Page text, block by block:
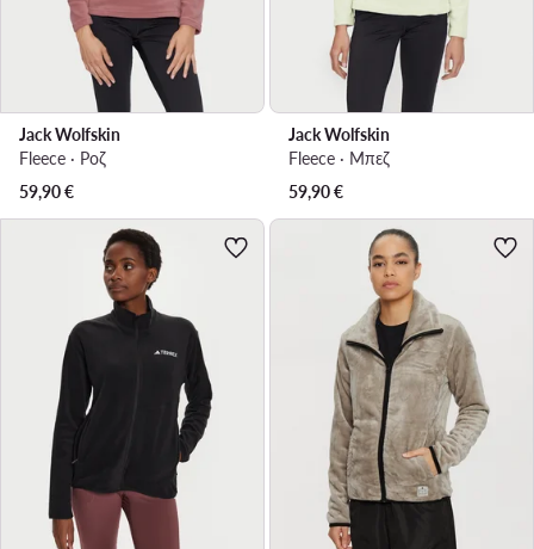
Jack Wolfskin
Fleece · Ροζ
59,90€
Jack Wolfskin
Fleece · Μπεζ
59,90€